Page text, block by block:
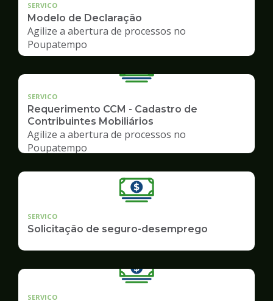
SERVICO
Modelo de Declaração
Agilize a abertura de processos no
Poupatempo
SERVICO
Requerimento CCM - Cadastro de
Contribuintes Mobiliários
Agilize a abertura de processos no
Poupatempo
SERVICO
Solicitação de seguro-desemprego
SERVICO